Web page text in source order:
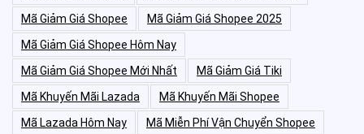
Mã Giảm Giá Shopee
Mã Giảm Giá Shopee 2025
Mã Giảm Giá Shopee Hôm Nay
Mã Giảm Giá Shopee Mới Nhất
Mã Giảm Giá Tiki
Mã Khuyến Mãi Lazada
Mã Khuyến Mãi Shopee
Mã Lazada Hôm Nay
Mã Miễn Phí Vận Chuyển Shopee